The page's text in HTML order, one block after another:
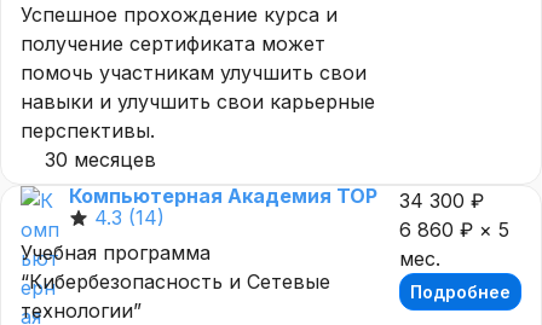
Успешное прохождение курса и
получение сертификата может
помочь участникам улучшить свои
навыки и улучшить свои карьерные
перспективы.
30 месяцев
Компьютерная Академия TOP
4.3 (14)
Учебная программа
“Кибербезопасность и Сетевые
технологии”
34 300 ₽
6 860 ₽ × 5
мес.
Подробнее